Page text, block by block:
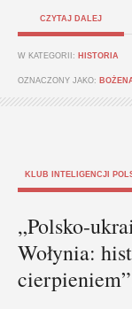
CZYTAJ DALEJ
W KATEGORII: HISTORIA
OZNACZONY JAKO:
KLUB INTELIGENCJI
„Polsko-
Wołynia: